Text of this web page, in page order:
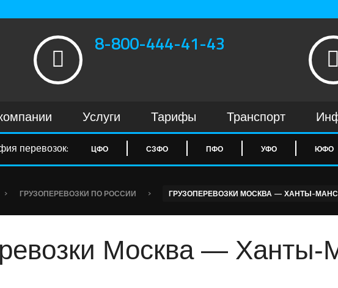
8-800-444-41-43
Услуги Тарифы Транспорт
перевозок: ЦФО СЗФО ПФО УФО ЮФО
› ГРУЗОПЕРЕВОЗКИ ПО РОССИИ › ГРУЗОПЕРЕВОЗКИ МОСКВА — ХАНТЫ-
Москва — Ханты-